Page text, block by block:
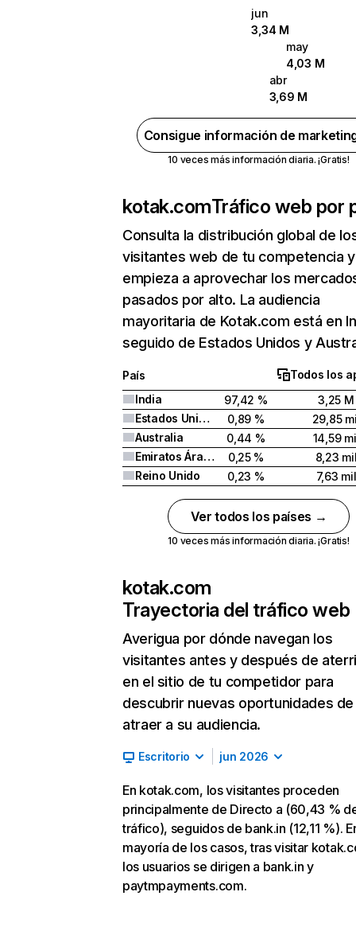
jun
3,34 M
may
4,03 M
abr
3,69 M
Consigue información de
10 veces más información diaria. ¡Gratis!
kotak.comTráfico web por
Consulta la distribución global de
visitantes web de tu competencia y
empieza a aprovechar los
pasados por alto. La audiencia
mayoritaria de Kotak.com está en
seguido de Estados Unidos y
País
Todos los
India
97,42 %
3,25 M
Estados Unidos
0,89 %
29,85
Australia
0,44 %
14,59
Emiratos Árabes Unidos
0,25 %
8,23
Reino Unido
0,23 % 7,63 mil
Ver todos los países →
10 veces más información diaria. ¡Gratis!
kotak.com
Trayectoria del tráfico web
Averigua por dónde navegan los
visitantes antes y después de
en el sitio de tu competidor para
descubrir nuevas oportunidades de
atraer a su audiencia.
Escritorio jun 2026
En kotak.com, los visitantes proceden
principalmente de Directo a (60,43 %
tráfico), seguidos de bank.in (12,11 %).
mayoría de los casos, tras visitar
los usuarios se dirigen a bank.in y
paytmpayments.com.